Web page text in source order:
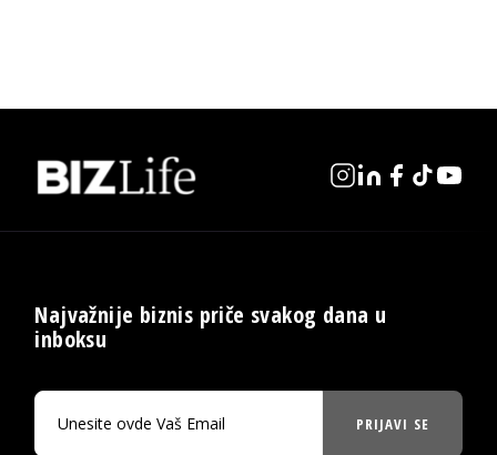
Najvažnije biznis priče svakog dana u
inboksu
PRIJAVI SE